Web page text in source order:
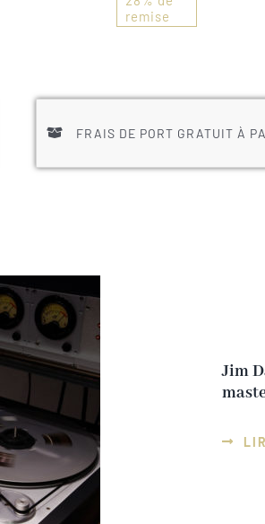
était :
est :
remise
FRAIS DE PORT GRATUIT À
Jim